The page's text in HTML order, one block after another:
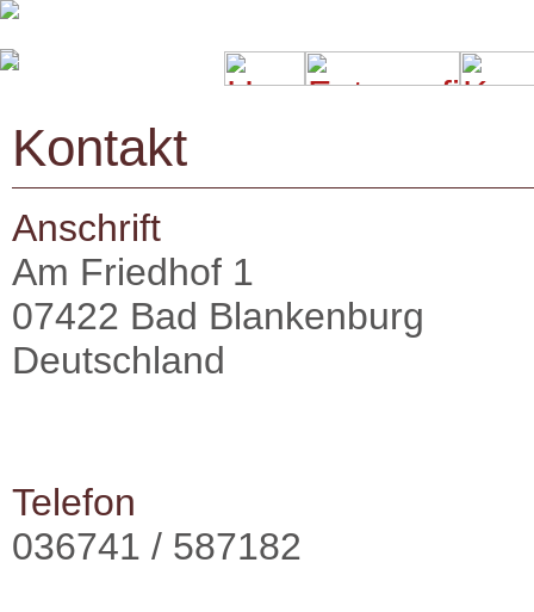
Kontakt
Anschrift
Am Friedhof 1
07422 Bad Blankenburg
Deutschland
Telefon
036741 / 587182